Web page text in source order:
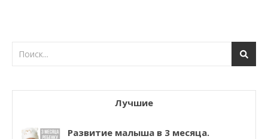
Лучшие
Развитие малыша в 3 месяца.